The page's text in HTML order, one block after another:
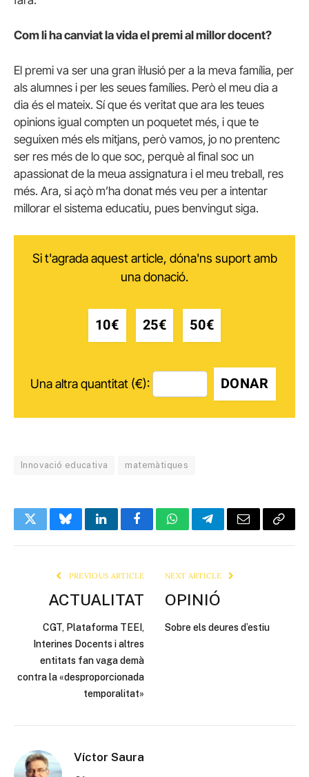
Com li ha canviat la vida el premi al millor docent?
El premi va ser una gran il·lusió per a la meva família, per
als alumnes i per les seues famílies. Però el meu dia a
dia és el mateix. Sí que és veritat que ara les teues
opinions igual compten un poquetet més, i que te
seguixen més els mitjans, però vamos, jo no prentenc
ser res més de lo que soc, perquè al final soc un
apassionat de la meua assignatura i el meu treball, res
més. Ara, si açò m’ha donat més veu per a intentar
millorar el sistema educatiu, pues benvingut siga.
Si t'agrada aquest article, dóna'ns suport amb
una donació.
10€ 25€ 50€
Una altra quantitat (€): DONAR
Innovació educativa matemàtiques
TwitterBlueskyLinkedInFacebookWhatsAppTelegramEmail Copy
PREVIOUS ARTICLE
ACTUALITAT
CGT, Plataforma TEEI,
Interines Docents i altres
entitats fan vaga demà
contra la «desproporcionada
temporalitat»
NEXT ARTICLE
OPINIÓ
Sobre els deures d’estiu
Víctor Saura